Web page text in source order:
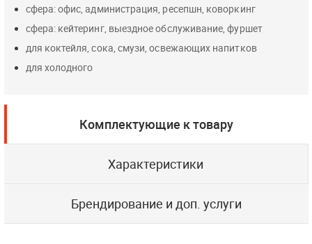
сфера: офис, администрация, ресепшн, коворкинг
сфера: кейтеринг, выездное обслуживание, фуршет
для коктейля, сока, смузи, освежающих напитков
для холодного
Комплектующие к товару
Характеристики
Брендирование и доп. услуги